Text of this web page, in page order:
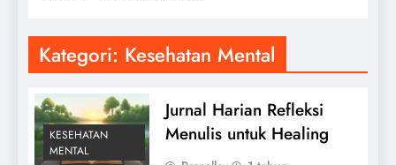
Kategori: Kesehatan Mental
KESEHATAN
MENTAL
Jurnal Harian Refleksi
Menulis untuk Healing